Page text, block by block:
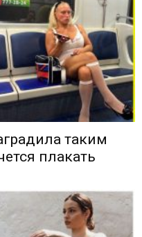
таким
плакать